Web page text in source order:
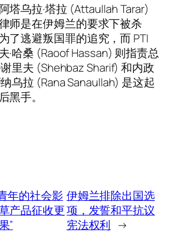
塔乌拉·塔拉 (Attaullah Tarar)
师是在伊姆兰的要求下被杀
了逃避叛国罪的追究，而 PTI
·哈桑 (Raoof Hassan) 则指责总
里夫 (Shehbaz Sharif) 和内政
乌拉 (Rana Sanaullah) 是这起
黑手。
年的社会影
产品征收更
”
伊姆兰排除出国选
项，发誓和平抗议
宪法权利 →